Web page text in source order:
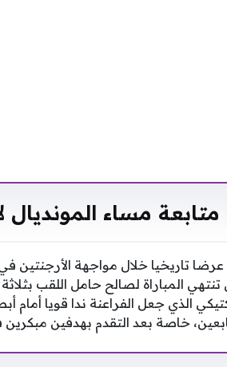
متابعة مساء المونديال
تاريخيا خلال مواجهة الأرجنتين
تنتهي المباراة لصالح حامل اللقب
الذي جعل الفراعنة ندا قويا
خاصة بعد التقدم بهدفين مبكرين